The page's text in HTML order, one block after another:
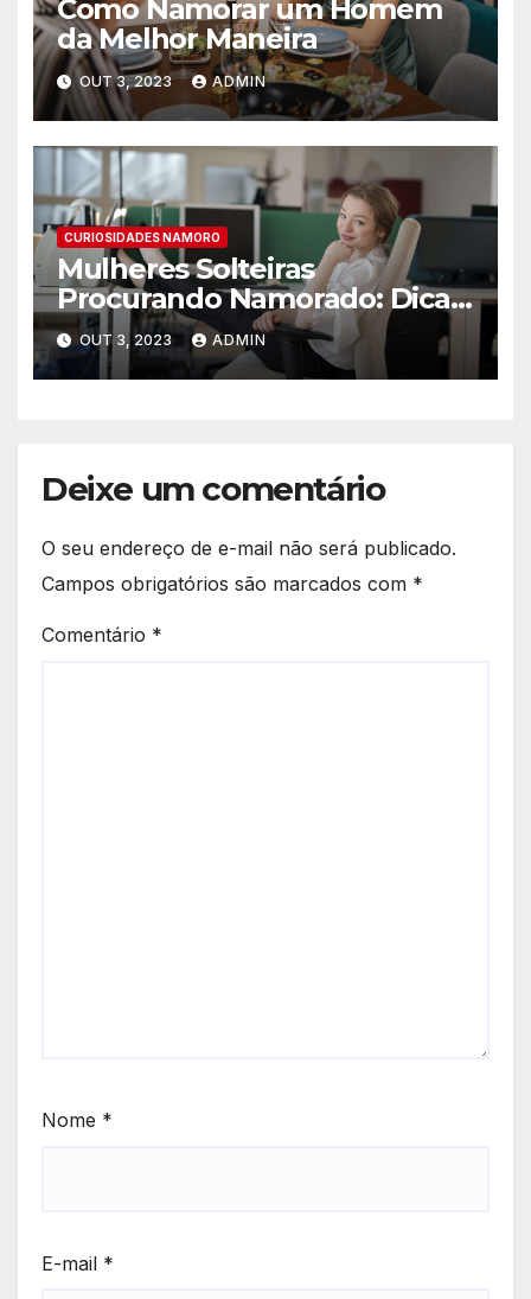
Como Namorar um Homem
da Melhor Maneira
OUT 3, 2023 ADMIN
CURIOSIDADES NAMORO
Mulheres Solteiras
Procurando Namorado: Dicas
para Encontrar o Amor
OUT 3, 2023 ADMIN
Deixe um comentário
O seu endereço de e-mail não será publicado.
Campos obrigatórios são marcados com *
Comentário *
Nome *
E-mail *